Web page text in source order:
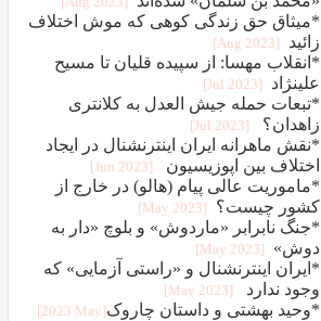
*میثاق حق زندگی کوهی که موش اختلاف
زائید
[2023 Aug]
*انقلاب مهسا: از سپیده قلیان تا مسیح
علینژاد
[2023 Jul]
*تبعات حمله جیش العدل به کلانتری
زاهدان؟
[2023 Jul]
*نقش ماهرانه ایران اینترنشنال در ایجاد
اختلاف بین اپوزیسیون
[2023 Jun]
*ماموریت عالی پیام (هالو) در خارج از
کشور چیست؟
[2023 May]
*جنگ نابرابر «ماردوش» و بلوچ «دار به
دوش»
[2023 May]
*ایران اینترنشنال و «راستی آزمایی» که
وجود ندارد
[2023 May]
*وحید بهشتی و داستان چاروک‎‎ [2023 May]